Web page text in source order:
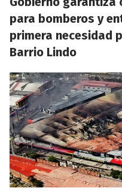
para bomberos y
primera necesidad
Barrio Lindo